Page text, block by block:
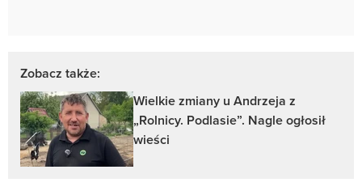
Zobacz także:
Wielkie zmiany u Andrzeja z
„Rolnicy. Podlasie”. Nagle ogłosił
wieści